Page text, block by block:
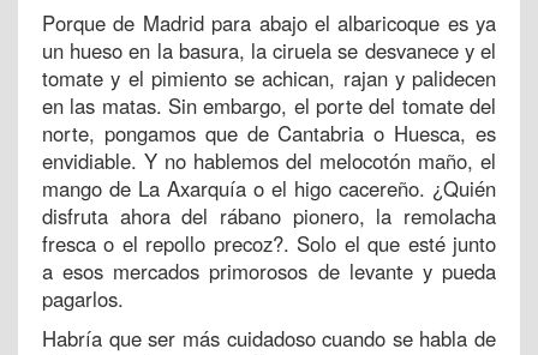
Porque de Madrid para abajo el albaricoque es ya
un hueso en la basura, la ciruela se desvanece y el
tomate y el pimiento se achican, rajan y palidecen
en las matas. Sin embargo, el porte del tomate del
norte, pongamos que de Cantabria o Huesca, es
envidiable. Y no hablemos del melocotón maño, el
mango de La Axarquía o el higo cacereño. ¿Quién
disfruta ahora del rábano pionero, la remolacha
fresca o el repollo precoz?. Solo el que esté junto
a esos mercados primorosos de levante y pueda
pagarlos.
Habría que ser más cuidadoso cuando se habla de